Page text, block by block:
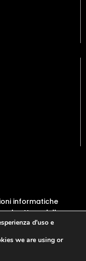
informatiche
nel settore della
servizi d'uso e
we are using or